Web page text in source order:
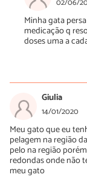
02/06/
Minha gata
medicação q
doses uma a
Giulia
14/01/2020
Meu gato que eu
pelagem na região
pelo na região
redondas onde não
meu gato